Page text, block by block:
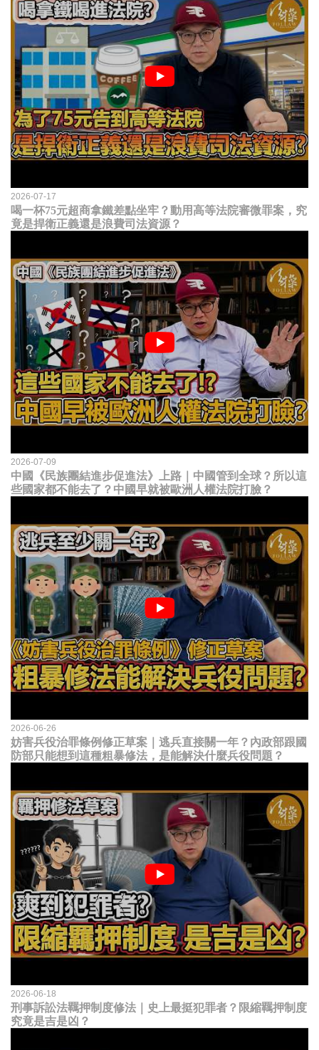
2026-07-17
喝一杯75元超商拿鐵差點坐牢？動用高等法院審微罪案，究
竟是捍衛正義還是浪費司法資源？
2026-07-09
中國《民族團結進步促進法》上路｜中國管到全球？所以這
些國家都不能去了？中國早就被歐洲人權法院打臉？
2026-06-26
妨害兵役治罪條例修正草案｜逃兵直接關一年？內政部跟國
防部只能想到這種粗暴修法，是能解決什麼兵役問題？
2026-06-18
刑事訴訟法羈押制度修法｜史上最挺犯罪者？限縮羈押制度
究竟是吉是凶？